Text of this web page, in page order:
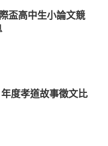
盃高中生小論文競
度孝道故事徵文比